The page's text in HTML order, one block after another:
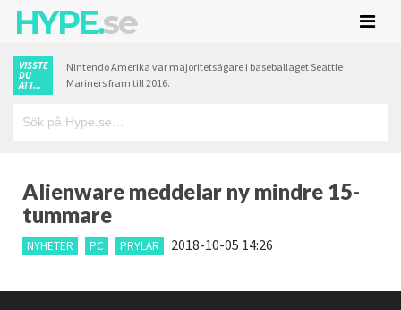
HYPE.se
VISSTE
DU
ATT...
Nintendo Amerika var majoritetsägare i baseballaget Seattle
Mariners fram till 2016.
Alienware meddelar ny mindre 15-
tummare
NYHETER PC PRYLAR 2018-10-05 14:26